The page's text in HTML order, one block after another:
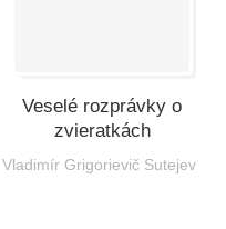
Veselé rozprávky o
zvieratkách
Vladimír Grigorievič Sutejev